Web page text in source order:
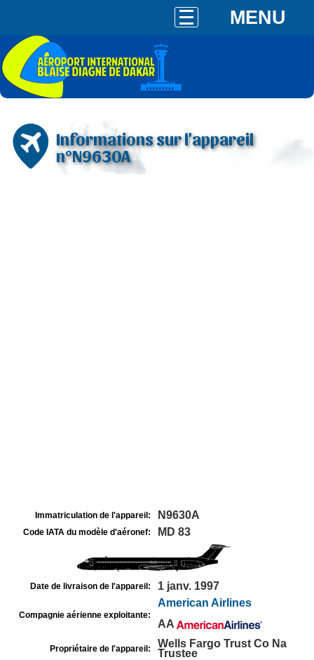
MENU
Informations sur l'appareil
n°N9630A
Immatriculation de l'appareil: N9630A
Code IATA du modèle d'aéronef: MD 83
Date de livraison de l'appareil: 1 janv. 1997
Compagnie aérienne exploitante:
American Airlines
AA
Propriétaire de l'appareil:
Wells Fargo Trust Co Na
Trustee